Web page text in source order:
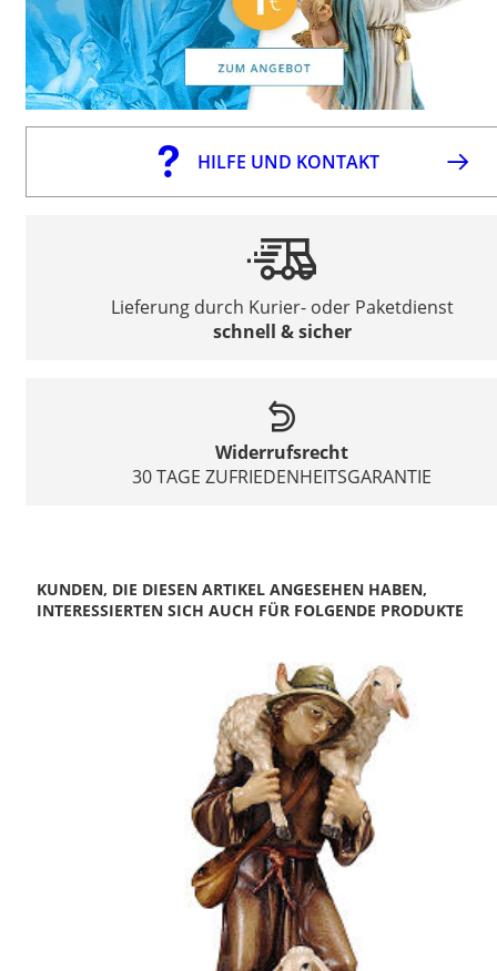
HILFE UND KONTAKT
Lieferung durch Kurier- oder Paketdienst
schnell & sicher
Widerrufsrecht
30 TAGE ZUFRIEDENHEITSGARANTIE
KUNDEN, DIE DIESEN ARTIKEL ANGESEHEN HABEN,
INTERESSIERTEN SICH AUCH FÜR FOLGENDE PRODUKTE